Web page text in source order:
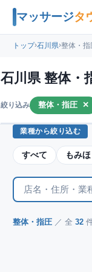
マッサージタ
トップ›石川県›整体・指
石川県 整体・
絞り込み 整体・指圧 ✕
業種から絞り込む
すべて もみ
整体・指圧 ／ 全 32